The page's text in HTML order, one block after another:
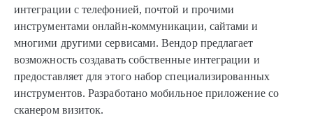
интеграции с телефонией, почтой и прочими
инструментами онлайн-коммуникации, сайтами и
многими другими сервисами. Вендор предлагает
возможность создавать собственные интеграции и
предоставляет для этого набор специализированных
инструментов. Разработано мобильное приложение со
сканером визиток.